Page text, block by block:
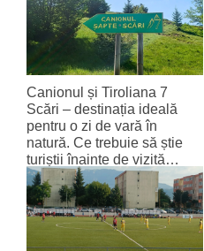
Canionul și Tiroliana 7
Scări – destinația ideală
pentru o zi de vară în
natură. Ce trebuie să știe
turiștii înainte de vizită…
7 August 2026